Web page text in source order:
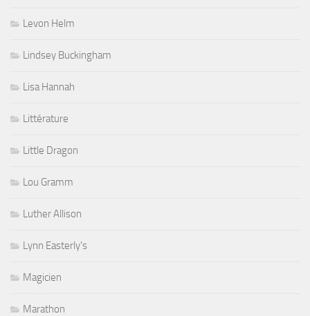
Levon Helm
Lindsey Buckingham
Lisa Hannah
Littérature
Little Dragon
Lou Gramm
Luther Allison
Lynn Easterly's
Magicien
Marathon